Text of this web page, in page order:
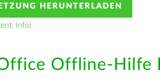
HERUNTERLADEN
, Info)
Offline-Hilfe